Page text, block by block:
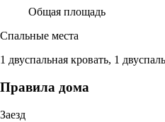
Общая площадь
Спальные места
1 двуспальная кровать, 1
Правила дома
Заезд